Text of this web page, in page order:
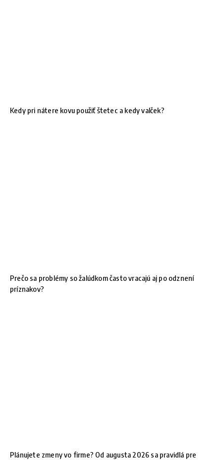
Kedy pri nátere kovu použiť štetec a kedy valček?
Prečo sa problémy so žalúdkom často vracajú aj po odznení
príznakov?
Plánujete zmeny vo firme? Od augusta 2026 sa pravidlá pre